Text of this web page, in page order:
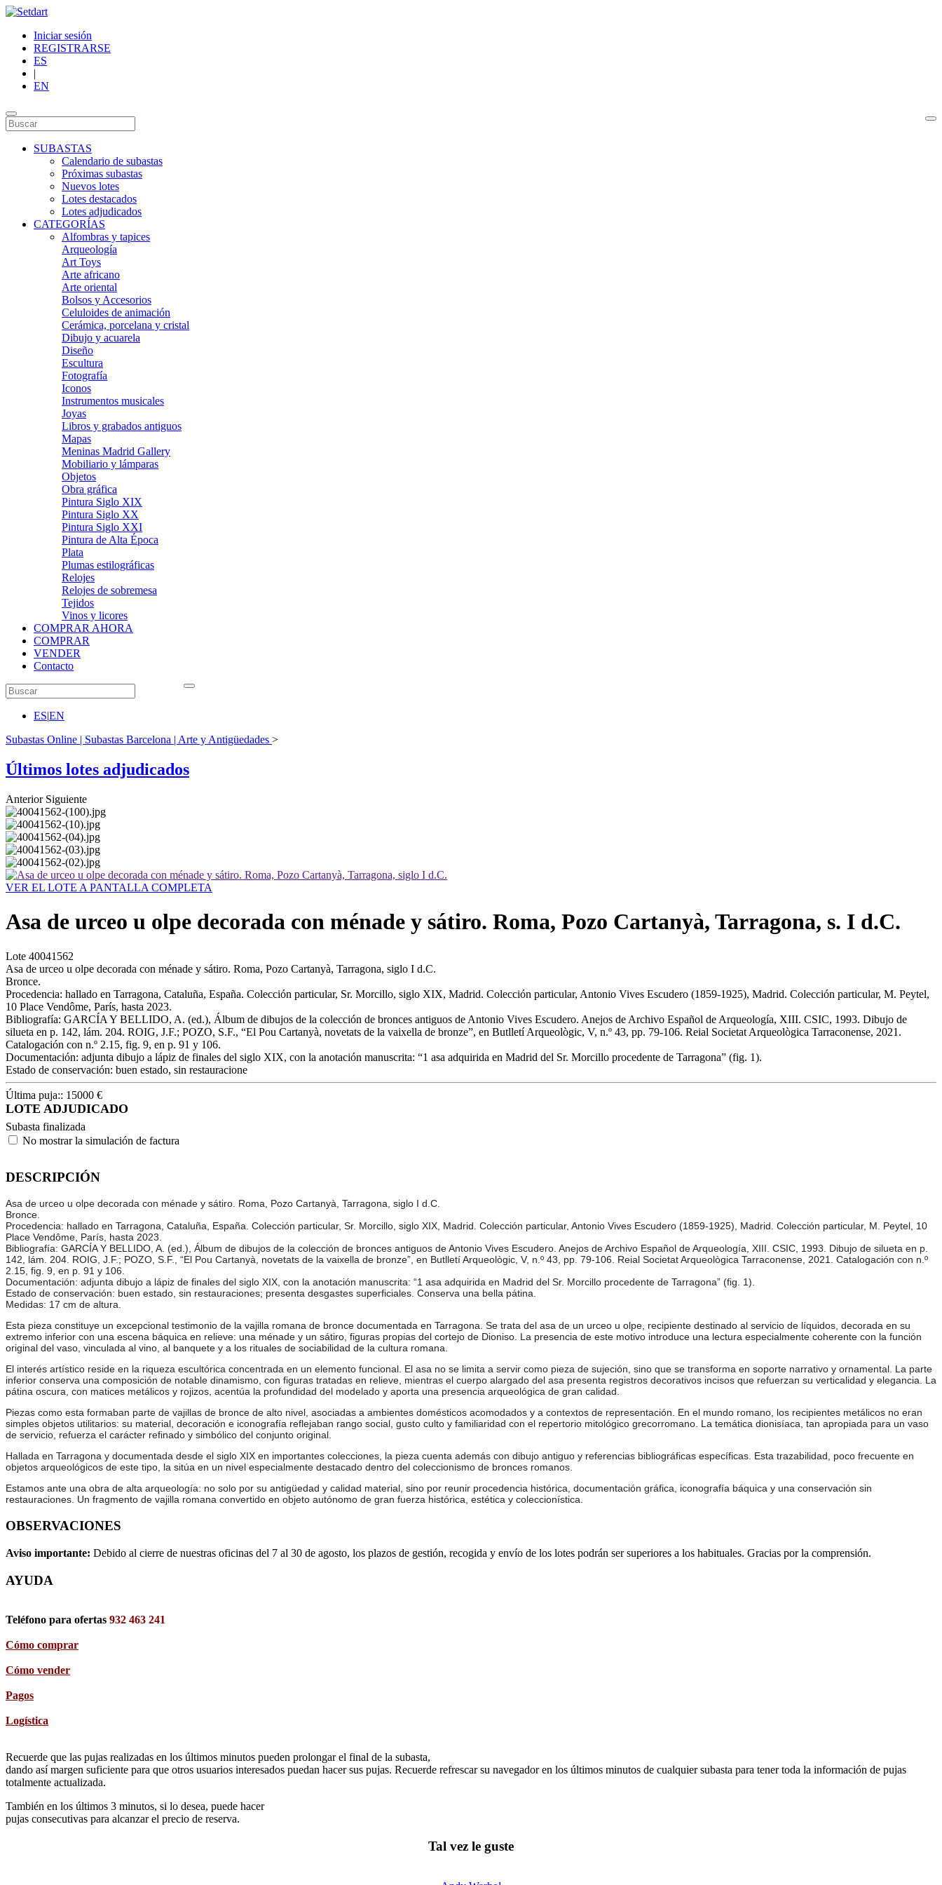
Iniciar sesión
REGISTRARSE
ES
|
EN
SUBASTAS
Calendario de subastas
Próximas subastas
Nuevos lotes
Lotes destacados
Lotes adjudicados
CATEGORÍAS
Alfombras y tapices
Arqueología
Art Toys
Arte africano
Arte oriental
Bolsos y Accesorios
Celuloides de animación
Cerámica, porcelana y cristal
Dibujo y acuarela
Diseño
Escultura
Fotografía
Iconos
Instrumentos musicales
Joyas
Libros y grabados antiguos
Mapas
Meninas Madrid Gallery
Mobiliario y lámparas
Objetos
Obra gráfica
Pintura Siglo XIX
Pintura Siglo XX
Pintura Siglo XXI
Pintura de Alta Época
Plata
Plumas estilográficas
Relojes
Relojes de sobremesa
Tejidos
Vinos y licores
COMPRAR AHORA
COMPRAR
VENDER
Contacto
ES|EN
Subastas Online | Subastas Barcelona | Arte y Antigüedades >
Últimos lotes adjudicados
Anterior Siguiente
VER EL LOTE A PANTALLA COMPLETA
Asa de urceo u olpe decorada con ménade y sátiro. Roma, Pozo Cartanyà, Tarragona, s. I d.C.
Lote 40041562
Asa de urceo u olpe decorada con ménade y sátiro. Roma, Pozo Cartanyà, Tarragona, siglo I d.C.
Bronce.
Procedencia: hallado en Tarragona, Cataluña, España. Colección particular, Sr. Morcillo, siglo XIX, Madrid. Colección particular, Antonio Vives Escudero (1859-1925), Madrid. Colección particular, M. Peytel,
10 Place Vendôme, París, hasta 2023.
Bibliografía: GARCÍA Y BELLIDO, A. (ed.), Álbum de dibujos de la colección de bronces antiguos de Antonio Vives Escudero. Anejos de Archivo Español de Arqueología, XIII. CSIC, 1993. Dibujo de
silueta en p. 142, lám. 204. ROIG, J.F.; POZO, S.F., “El Pou Cartanyà, novetats de la vaixella de bronze”, en Butlletí Arqueològic, V, n.º 43, pp. 79-106. Reial Societat Arqueològica Tarraconense, 2021.
Catalogación con n.º 2.15, fig. 9, en p. 91 y 106.
Documentación: adjunta dibujo a lápiz de finales del siglo XIX, con la anotación manuscrita: “1 asa adquirida en Madrid del Sr. Morcillo procedente de Tarragona” (fig. 1).
Estado de conservación: buen estado, sin restauracione
Última puja:: 15000 €
LOTE ADJUDICADO
Subasta finalizada
No mostrar la simulación de factura
DESCRIPCIÓN
Asa de urceo u olpe decorada con ménade y sátiro. Roma, Pozo Cartanyà, Tarragona, siglo I d.C.
Bronce.
Procedencia: hallado en Tarragona, Cataluña, España. Colección particular, Sr. Morcillo, siglo XIX, Madrid. Colección particular, Antonio Vives Escudero (1859-1925), Madrid. Colección particular, M. Peytel, 10
Place Vendôme, París, hasta 2023.
Bibliografía: GARCÍA Y BELLIDO, A. (ed.), Álbum de dibujos de la colección de bronces antiguos de Antonio Vives Escudero. Anejos de Archivo Español de Arqueología, XIII. CSIC, 1993. Dibujo de silueta en p.
142, lám. 204. ROIG, J.F.; POZO, S.F., “El Pou Cartanyà, novetats de la vaixella de bronze”, en Butlletí Arqueològic, V, n.º 43, pp. 79-106. Reial Societat Arqueològica Tarraconense, 2021. Catalogación con n.º
2.15, fig. 9, en p. 91 y 106.
Documentación: adjunta dibujo a lápiz de finales del siglo XIX, con la anotación manuscrita: “1 asa adquirida en Madrid del Sr. Morcillo procedente de Tarragona” (fig. 1).
Estado de conservación: buen estado, sin restauraciones; presenta desgastes superficiales. Conserva una bella pátina.
Medidas: 17 cm de altura.
Esta pieza constituye un excepcional testimonio de la vajilla romana de bronce documentada en Tarragona. Se trata del asa de un urceo u olpe, recipiente destinado al servicio de líquidos, decorada en su
extremo inferior con una escena báquica en relieve: una ménade y un sátiro, figuras propias del cortejo de Dioniso. La presencia de este motivo introduce una lectura especialmente coherente con la función
original del vaso, vinculada al vino, al banquete y a los rituales de sociabilidad de la cultura romana.
El interés artístico reside en la riqueza escultórica concentrada en un elemento funcional. El asa no se limita a servir como pieza de sujeción, sino que se transforma en soporte narrativo y ornamental. La parte
inferior conserva una composición de notable dinamismo, con figuras tratadas en relieve, mientras el cuerpo alargado del asa presenta registros decorativos incisos que refuerzan su verticalidad y elegancia. La
pátina oscura, con matices metálicos y rojizos, acentúa la profundidad del modelado y aporta una presencia arqueológica de gran calidad.
Piezas como esta formaban parte de vajillas de bronce de alto nivel, asociadas a ambientes domésticos acomodados y a contextos de representación. En el mundo romano, los recipientes metálicos no eran
simples objetos utilitarios: su material, decoración e iconografía reflejaban rango social, gusto culto y familiaridad con el repertorio mitológico grecorromano. La temática dionisíaca, tan apropiada para un vaso
de servicio, refuerza el carácter refinado y simbólico del conjunto original.
Hallada en Tarragona y documentada desde el siglo XIX en importantes colecciones, la pieza cuenta además con dibujo antiguo y referencias bibliográficas específicas. Esta trazabilidad, poco frecuente en
objetos arqueológicos de este tipo, la sitúa en un nivel especialmente destacado dentro del coleccionismo de bronces romanos.
Estamos ante una obra de alta arqueología: no solo por su antigüedad y calidad material, sino por reunir procedencia histórica, documentación gráfica, iconografía báquica y una conservación sin
restauraciones. Un fragmento de vajilla romana convertido en objeto autónomo de gran fuerza histórica, estética y coleccionística.
OBSERVACIONES
Aviso importante: Debido al cierre de nuestras oficinas del 7 al 30 de agosto, los plazos de gestión, recogida y envío de los lotes podrán ser superiores a los habituales. Gracias por la comprensión.
AYUDA
Teléfono para ofertas 932 463 241
Cómo comprar
Cómo vender
Pagos
Logística
Recuerde que las pujas realizadas en los últimos minutos pueden prolongar el final de la subasta,
dando así margen suficiente para que otros usuarios interesados puedan hacer sus pujas. Recuerde refrescar su navegador en los últimos minutos de cualquier subasta para tener toda la información de pujas
totalmente actualizada.
También en los últimos 3 minutos, si lo desea, puede hacer
pujas consecutivas para alcanzar el precio de reserva.
Tal vez le guste